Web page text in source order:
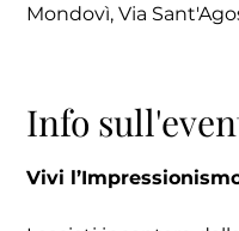
Mondovì, Via
Info
Vivi